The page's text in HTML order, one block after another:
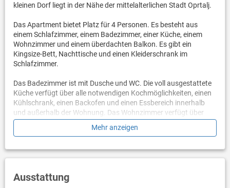
kleinen Dorf liegt in der Nähe der mittelalterlichen Stadt Oprtalj.
Das Apartment bietet Platz für 4 Personen. Es besteht aus
einem Schlafzimmer, einem Badezimmer, einer Küche, einem
Wohnzimmer und einem überdachten Balkon. Es gibt ein
Kingsize-Bett, Nachttische und einen Kleiderschrank im
Schlafzimmer.
Das Badezimmer ist mit Dusche und WC. Die voll ausgestattete
Küche verfügt über alle notwendigen Kochmöglichkeiten, einen
Kühlschrank, einen Backofen und einen Essbereich innerhalb
und außerhalb der Wohnung. Das Wohnzimmer verfügt über
einen Sitzbereich und einen Fernseher mit Satellitenkanälen. Der
Garten verfügt über Sitzmöbel, Grill und Kamin.
Das Haus ist klimatisiert, Haustiere sind auf Anfrage gestattet.
Stadt mit Lebensmittelgeschäft ist 2,5 km entfernt, Flughafen
Mehr anzeigen
Ausstattung